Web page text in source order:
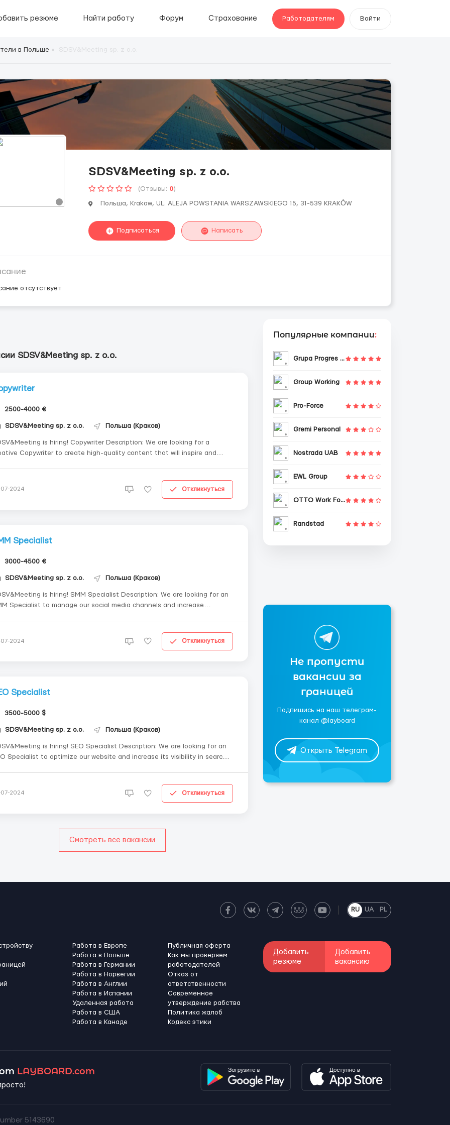
резюме Найти работу Форум Страхование Работодателям Войти
в Польше
SDSV&Meeting sp. z o.o.
(Отзывы: 0)
Польша, Krakow, UL. ALEJA POWSTANIA WARSZAWSKIEGO 15, 31-539 KRAKÓW
Подписаться Написать
отсутствует
SDSV&Meeting sp. z o.o.
2500-4000 €
SDSV&Meeting sp. z o.o. Польша (Краков)
is hiring! Copywriter Description: We are looking for a
Copywriter to create high-quality content that will inspire and
07-2024 Откликнуться
Specialist
3000-4500 €
SDSV&Meeting sp. z o.o. Польша (Краков)
is hiring! SMM Specialist Description: We are looking for an
Specialist to manage our social media channels and increase
07-2024 Откликнуться
Specialist
3500-5000 $
SDSV&Meeting sp. z o.o. Польша (Краков)
is hiring! SEO Specialist Description: We are looking for an
Specialist to optimize our website and increase its visibility in search
07-2024 Откликнуться
Смотреть все вакансии
Популярные компании:
Grupa Progres Sp. z o.o.
Group Working
Pro-Force
Gremi Personal
Nostrada UAB
EWL Group
OTTO Work Force
Randstad
Не пропусти
вакансии за
границей
Подпишись на наш телеграм-
канал @layboard
Открыть Telegram
RU UA PL
Работа в Европе
Работа в Польше
Работа в Германии
Работа в Норвегии
Работа в Англии
Работа в Испании
Удаленная работа
Работа в США
Работа в Канадe
Публичная оферта
Как мы проверяем
работодателей
Отказ от
ответственности
Современное
утверждение рабства
Политика жалоб
Кодекс этики
Добавить
резюме
Добавить
вакансию
LAYBOARD.com
5143690